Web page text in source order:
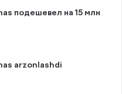
подешевел на 15 млн
arzonlashdi